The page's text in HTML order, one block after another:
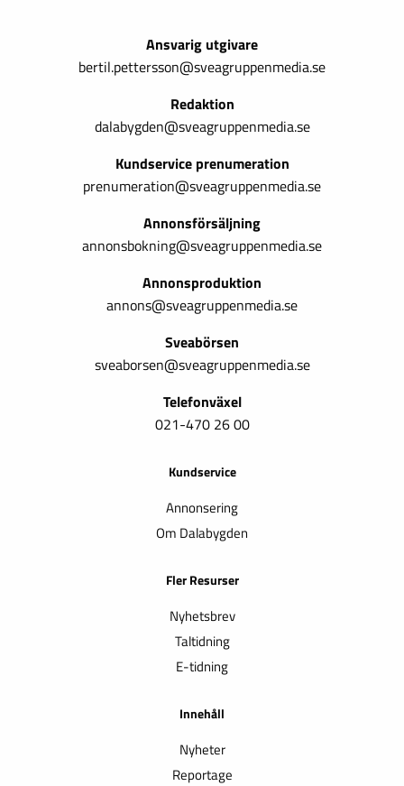
Ansvarig utgivare
bertil.pettersson@sveagruppenmedia.se
Redaktion
dalabygden@sveagruppenmedia.se
Kundservice prenumeration
prenumeration@sveagruppenmedia.se
Annonsförsäljning
annonsbokning@sveagruppenmedia.se
Annonsproduktion
annons@sveagruppenmedia.se
Sveabörsen
sveaborsen@sveagruppenmedia.se
Telefonväxel
021-470 26 00
Kundservice
Annonsering
Om Dalabygden
Fler Resurser
Nyhetsbrev
Taltidning
E-tidning
Innehåll
Nyheter
Reportage